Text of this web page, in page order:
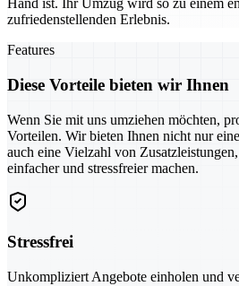
Hand ist. Ihr Umzug wird so zu einem
zufriedenstellenden Erlebnis.
Features
Diese Vorteile bieten wir Ihnen
Wenn Sie mit uns umziehen möchten,
Vorteilen. Wir bieten Ihnen nicht nur
auch eine Vielzahl von
einfacher und stressfreier machen.
Stressfrei
Unkompliziert Angebote einholen und